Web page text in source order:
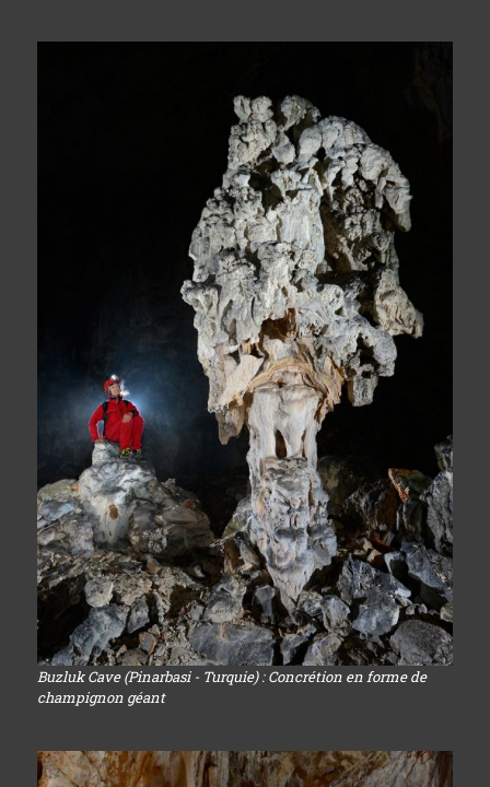
Buzluk Cave (Pinarbasi - Turquie) : Concrétion en forme de
champignon géant